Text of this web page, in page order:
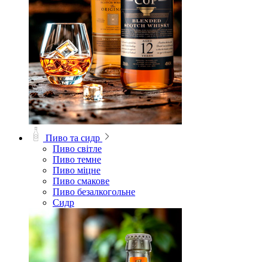
Пиво та сидр
Пиво світле
Пиво темне
Пиво міцне
Пиво смакове
Пиво безалкогольне
Сидр